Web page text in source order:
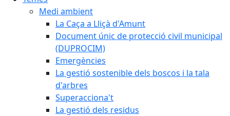
Medi ambient
La Caça a Lliçà d'Amunt
Document únic de protecció civil municipal
(DUPROCIM)
Emergències
La gestió sostenible dels boscos i la tala
d'arbres
Superacciona't
La gestió dels residus